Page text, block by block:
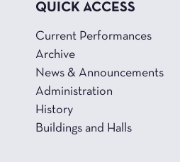
QUICK ACCESS
Current Performances
Archive
News & Announcements
Administration
History
Buildings and Halls